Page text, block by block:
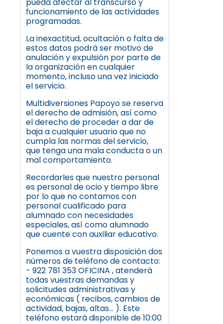
pueda afectar al transcurso y
funcionamiento de las actividades
programadas.
La inexactitud, ocultación o falta de
estos datos podrá ser motivo de
anulación y expulsión por parte de
la organización en cualquier
momento, incluso una vez iniciado
el servicio.
Multidiversiones Papoyo se reserva
el derecho de admisión, así como
el derecho de proceder a dar de
baja a cualquier usuario que no
cumpla las normas del servicio,
que tenga una mala conducta o un
mal comportamiento.
Recordarles que nuestro personal
es personal de ocio y tiempo libre
por lo que no contamos con
personal cualificado para
alumnado con necesidades
especiales, así como alumnado
que cuente con auxiliar educativo.
Ponemos a vuestra disposición dos
números de teléfono de contacto:
- 922 781 353 OFICINA , atenderá
todas vuestras demandas y
solicitudes administrativas y
económicas ( recibos, cambios de
actividad, bajas, altas... ). Este
teléfono estará disponible de 10:00